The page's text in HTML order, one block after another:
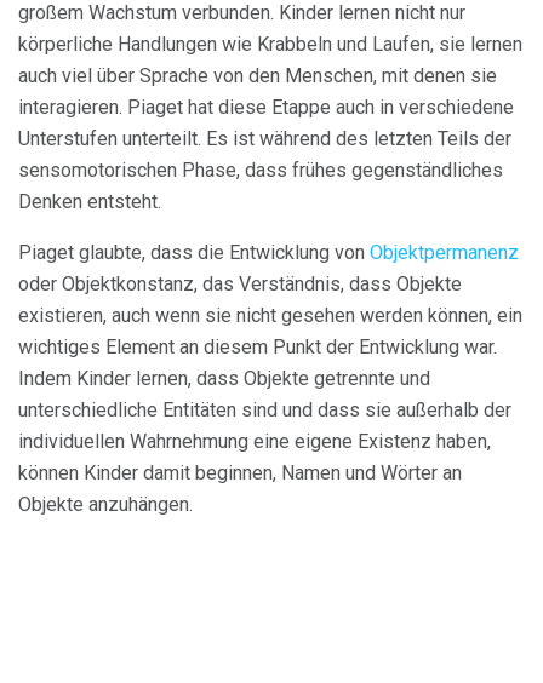
großem Wachstum verbunden. Kinder lernen nicht nur
körperliche Handlungen wie Krabbeln und Laufen, sie lernen
auch viel über Sprache von den Menschen, mit denen sie
interagieren. Piaget hat diese Etappe auch in verschiedene
Unterstufen unterteilt. Es ist während des letzten Teils der
sensomotorischen Phase, dass frühes gegenständliches
Denken entsteht.
Piaget glaubte, dass die Entwicklung von Objektpermanenz
oder Objektkonstanz, das Verständnis, dass Objekte
existieren, auch wenn sie nicht gesehen werden können, ein
wichtiges Element an diesem Punkt der Entwicklung war.
Indem Kinder lernen, dass Objekte getrennte und
unterschiedliche Entitäten sind und dass sie außerhalb der
individuellen Wahrnehmung eine eigene Existenz haben,
können Kinder damit beginnen, Namen und Wörter an
Objekte anzuhängen.